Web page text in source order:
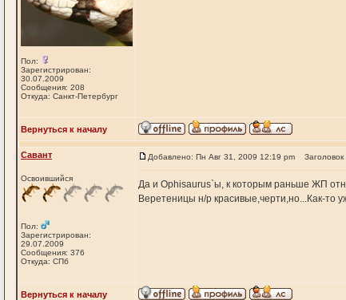
Пол:
Зарегистрирован:
30.07.2009
Сообщения: 208
Откуда: Санкт-Петербург
Вернуться к началу
Савант
Освоившийся
Пол:
Зарегистрирован:
29.07.2009
Сообщения: 376
Откуда: СПб
Добавлено: Пн Авг 31, 2009 12:19 pm
Да и Ophisaurus`ы, к которым раньше ЖП
Веретеницы н/р красивые,черти,но...Как-то
Вернуться к началу